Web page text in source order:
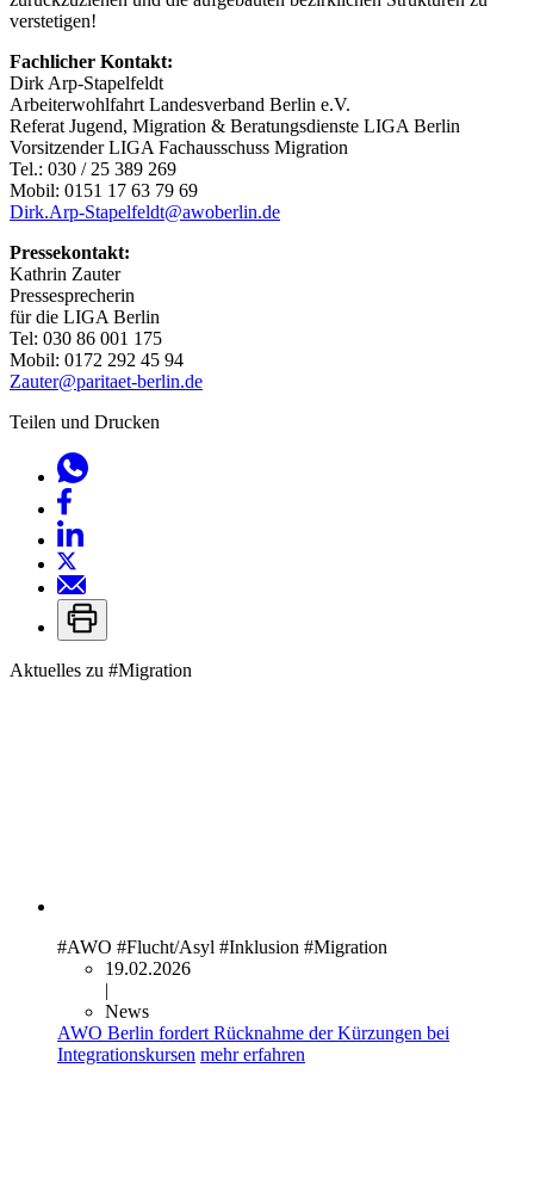
verstetigen!
Fachlicher Kontakt:
Dirk Arp-Stapelfeldt
Arbeiterwohlfahrt Landesverband Berlin e.V.
Referat Jugend, Migration & Beratungsdienste LIGA Berlin
Vorsitzender LIGA Fachausschuss Migration
Tel.: 030 / 25 389 269
Mobil: 0151 17 63 79 69
Dirk.Arp-Stapelfeldt@awoberlin.de
Pressekontakt:
Kathrin Zauter
Pressesprecherin
für die LIGA Berlin
Tel: 030 86 001 175
Mobil: 0172 292 45 94
Zauter@paritaet-berlin.de
Teilen und Drucken
Aktuelles zu #Migration
#AWO #Flucht/Asyl #Inklusion #Migration
19.02.2026
|
News
AWO Berlin fordert Rücknahme der Kürzungen bei
Integrationskursen mehr erfahren